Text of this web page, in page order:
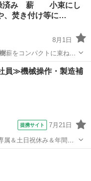
、焚き付け等に…
8月1日
薪をコンパクトに束ねた
ランピング
員≫機械操作・製造補
提携サイト 7月21日
属＆土日祝休み＆年間休
勤OK＆無料駐車場あり
陸大宮市》 人気の